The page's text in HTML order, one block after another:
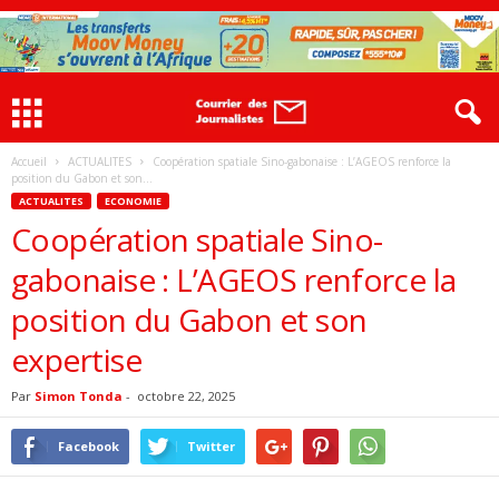
Accueil ACTUALITES
Coopération spatiale Sino-gabonaise : L’AGEOS renforce la
position du Gabon et son...
ACTUALITES ECONOMIE
Coopération spatiale Sino-
gabonaise : L’AGEOS renforce la
position du Gabon et son
expertise
Par Simon Tonda - octobre 22, 2025
Facebook Twitter